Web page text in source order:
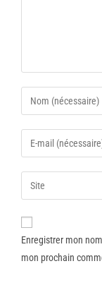
Enregistrer mon
mon prochain